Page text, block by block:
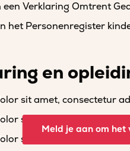
een Verklaring Omtrent
het Personenregister
en
sit amet, consectetur
sit amet, consectetur
sit amet, consectetur
Meld je aan om